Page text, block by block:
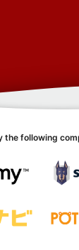
following